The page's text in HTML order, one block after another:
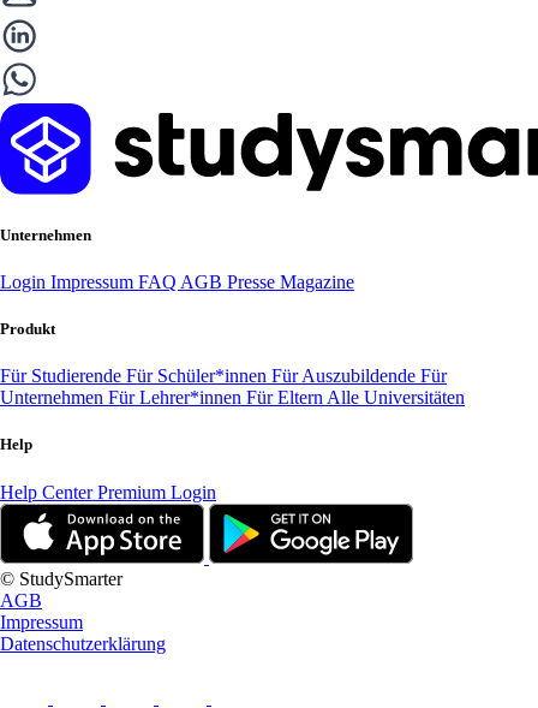
Unternehmen
Login Impressum FAQ AGB Presse Magazine
Produkt
Für Studierende Für Schüler*innen Für Auszubildende Für
Unternehmen Für Lehrer*innen Für Eltern Alle Universitäten
Help
Help CenterPremium Login
© StudySmarter
AGB
Impressum
Datenschutzerklärung